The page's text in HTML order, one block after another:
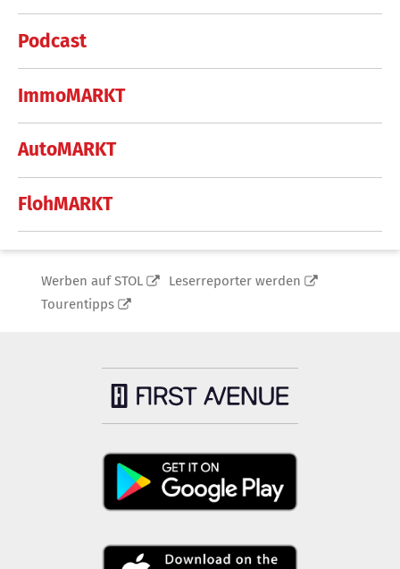
Podcast
ImmoMARKT
AutoMARKT
FlohMARKT
Werben auf STOL
Leserreporter werden
Tourentipps